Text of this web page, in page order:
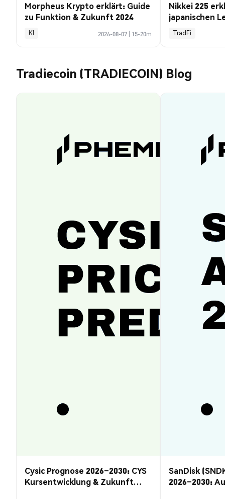
Morpheus Krypto erklärt: Guide
zu Funktion & Zukunft 2024
KI 2026-08-07 15-20m
Nikkei 225
japanischen
Kursprognose
TradFi
Tradiecoin (TRADIECOIN) Blog
Cysic Prognose 2026–2030: CYS
Kursentwicklung & Zukunft
SanDisk
2026–2030: